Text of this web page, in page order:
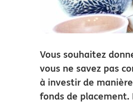
Vous souhaitez
vous ne savez pas
à investir de
fonds de placement.